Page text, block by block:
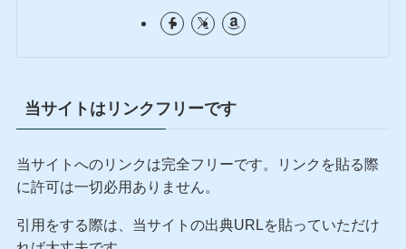
当サイトはリンクフリーです
当サイトへのリンクは完全フリーです。リンクを貼る際
に許可は一切必用ありません。
引用をする際は、当サイトの出典URLを貼っていただけ